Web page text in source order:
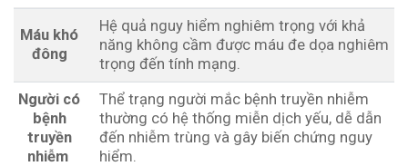
Máu khó
đông
Hệ quả nguy hiểm nghiêm trọng với khả
năng không cầm được máu đe dọa nghiêm
trọng đến tính mạng.
Người có
bệnh
truyền
nhiễm
Thể trạng người mắc bệnh truyền nhiễm
thường có hệ thống miễn dịch yếu, dễ dẫn
đến nhiễm trùng và gây biến chứng nguy
hiểm.